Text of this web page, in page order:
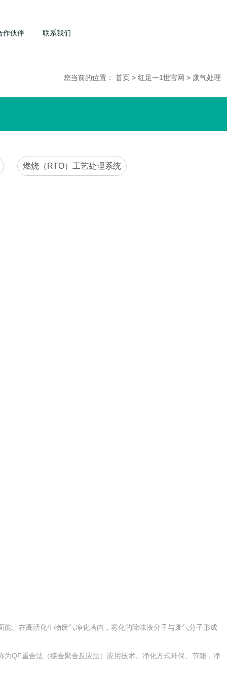
作伙伴 联系我们
您当前的位置： 首页 > 红足一1世官网 > 废气处理
燃烧（RTO）工艺处理系统
。在高活化生物废气净化塔内，雾化的除味液分子与废气分子形成
QF重合法（接合聚合反应法）应用技术。净化方式环保、节能，净